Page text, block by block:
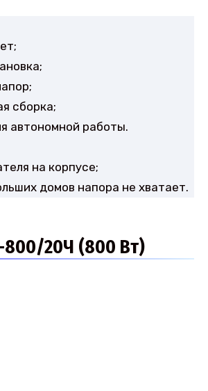
сборка;
автономной работы.
на корпусе;
домов напора не хватает.
20Ч (800 Вт)